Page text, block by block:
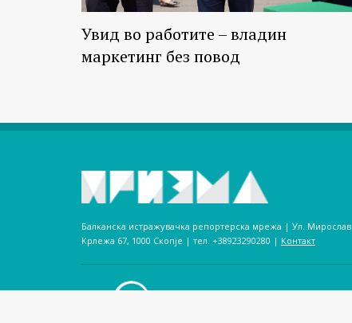
Увид во работите – владин
маркетинг без повод
Балканска истражувачка репортерска мрежа | Ул. Мирослав
Крлежа 67, 1000 Скопје | тел. +38923290280­ | Контакт